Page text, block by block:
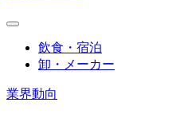
飲食・宿泊
卸・メーカー
業界動向